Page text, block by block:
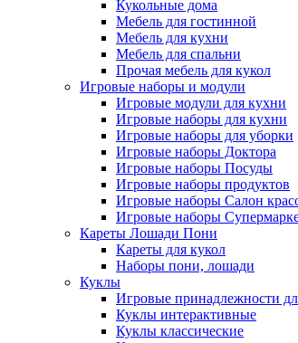
Кукольные дома
Мебель для гостинной
Мебель для кухни
Мебель для спальни
Прочая мебель для кукол
Игровые наборы и модули
Игровые модули для кухни
Игровые наборы для кухни
Игровые наборы для уборки
Игровые наборы Доктора
Игровые наборы Посуды
Игровые наборы продуктов
Игровые наборы Салон
Игровые наборы
Кареты Лошади Пони
Кареты для кукол
Наборы пони, лошади
Куклы
Игровые принадлежности
Куклы интерактивные
Куклы классические